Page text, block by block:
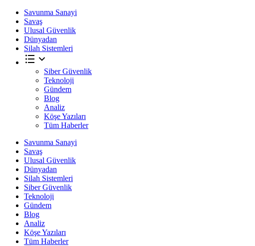
Savunma Sanayi
Savaş
Ulusal Güvenlik
Dünyadan
Silah Sistemleri
Siber Güvenlik
Teknoloji
Gündem
Blog
Analiz
Köşe Yazıları
Tüm Haberler
Savunma Sanayi
Savaş
Ulusal Güvenlik
Dünyadan
Silah Sistemleri
Siber Güvenlik
Teknoloji
Gündem
Blog
Analiz
Köşe Yazıları
Tüm Haberler